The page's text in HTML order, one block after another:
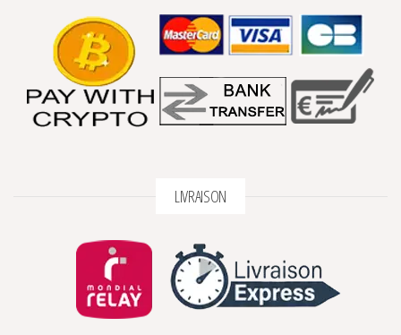
LIVRAISON